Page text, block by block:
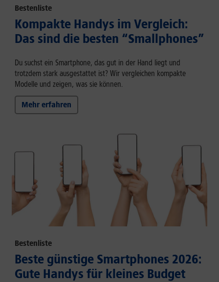
Bestenliste
Kompakte Handys im Vergleich:
Das sind die besten “Smallphones”
Du suchst ein Smartphone, das gut in der Hand liegt und
trotzdem stark ausgestattet ist? Wir vergleichen kompakte
Modelle und zeigen, was sie können.
Mehr erfahren
Bestenliste
Beste günstige Smartphones 2026:
Gute Handys für kleines Budget